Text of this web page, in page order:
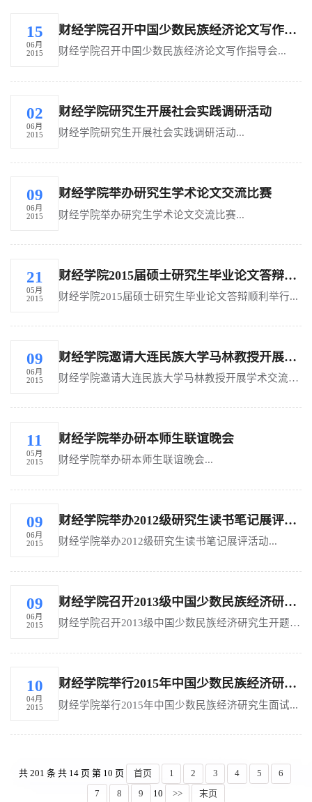
15
06月
2015
财经学院召开中国少数民族经济论文写作指导会
财经学院召开中国少数民族经济论文写作指导会...
02
06月
2015
财经学院研究生开展社会实践调研活动
财经学院研究生开展社会实践调研活动...
09
06月
2015
财经学院举办研究生学术论文交流比赛
财经学院举办研究生学术论文交流比赛...
21
05月
2015
财经学院2015届硕士研究生毕业论文答辩顺利举行
财经学院2015届硕士研究生毕业论文答辩顺利举行...
09
06月
2015
财经学院邀请大连民族大学马林教授开展学术交流活动
财经学院邀请大连民族大学马林教授开展学术交流活动...
11
05月
2015
财经学院举办研本师生联谊晚会
财经学院举办研本师生联谊晚会...
09
06月
2015
财经学院举办2012级研究生读书笔记展评活动
财经学院举办2012级研究生读书笔记展评活动...
09
06月
2015
财经学院召开2013级中国少数民族经济研究生开题报告会
财经学院召开2013级中国少数民族经济研究生开题报告会...
10
04月
2015
财经学院举行2015年中国少数民族经济研究生面试
财经学院举行2015年中国少数民族经济研究生面试...
共 201 条 共 14 页 第 10 页 首页 1 2 3 4 5
6
7
8 9 10 >> 末页